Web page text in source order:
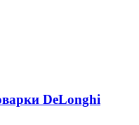
DeLonghi